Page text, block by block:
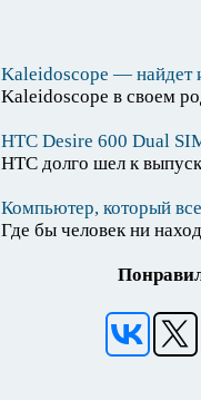
Kaleidoscope — найдет
Kaleidoscope в своем
HTC Desire 600 Dual
HTC долго шел к
Компьютер, который
Где бы человек ни